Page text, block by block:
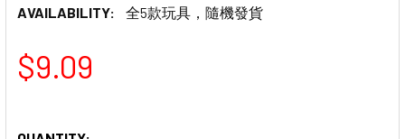
AVAILABILITY: 全5款玩具，隨機發貨
$9.09